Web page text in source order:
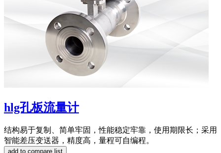
hlg孔板流量计
结构易于复制、简单牢固，性能稳定牢靠，使用期限长；采用
智能差压变送器，精度高，量程可自编程。